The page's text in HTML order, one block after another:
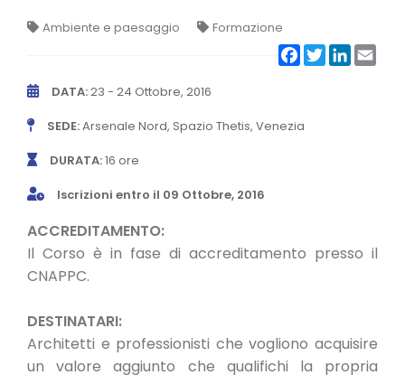
NEWSLETTER
Ambiente e paesaggio
Formazione
Facebook
TwitterLinkedIn
DATA:23 - 24 Ottobre, 2016
SEDE:Arsenale Nord, Spazio Thetis, Venezia
DURATA:16 ore
Iscrizioni entro il 09 Ottobre, 2016
ACCREDITAMENTO:
Il Corso è in fase di accreditamento presso il
CNAPPC.
DESTINATARI:
Architetti e professionisti che vogliono acquisire
un valore aggiunto che qualifichi la propria